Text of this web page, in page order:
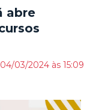
abre
04/03/2024 às 15:09